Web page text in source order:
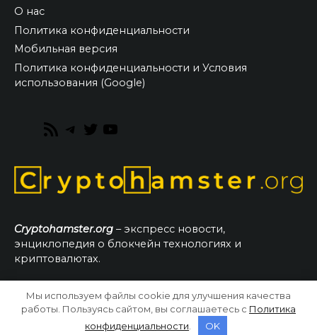
О нас
Политика конфиденциальности
Мобильная версия
Политика конфиденциальности и Условия
использования (Google)
RSS
Telegram
Twitter
Cryptohamster.org – экспресс новости,
энциклопедия о блокчейн технологиях и
криптовалютах.
© 2026 CryptoHamster.org
Мы используем файлы cookie для улучшения качества
работы. Пользуясь сайтом, вы соглашаетесь с Политика
конфиденциальности
OK